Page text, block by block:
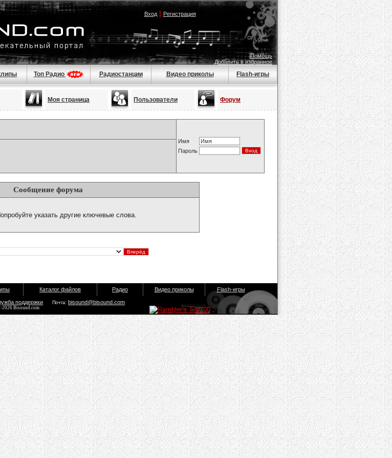
Вход| Регистрация
Помощь
Добавить в избранное
Топ Радио Радиостанции Видео приколы Flash-игры
Моя страница Пользователи Форум
Имя
Пароль
Сообщение форума
указать другие ключевые слова.
Каталог файлов Радио Видео приколы Flash-игры
поддержки Почта: bisound@bisound.com
2026 Bisound.com